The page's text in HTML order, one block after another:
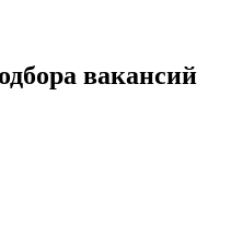
вакансий